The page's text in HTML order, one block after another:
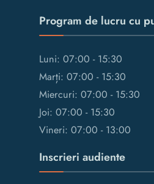
Program de lucru cu
Luni: 07:00 - 15:30
Marți: 07:00 - 15:30
Miercuri: 07:00 - 15:30
Joi: 07:00 - 15:30
Vineri: 07:00 - 13:00
Inscrieri audiente